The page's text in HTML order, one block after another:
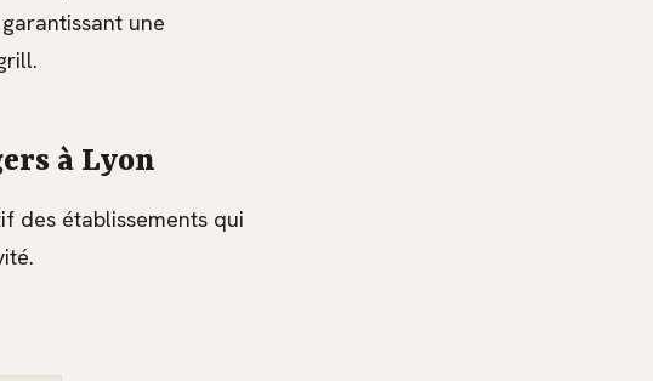
une
à Lyon
des établissements qui